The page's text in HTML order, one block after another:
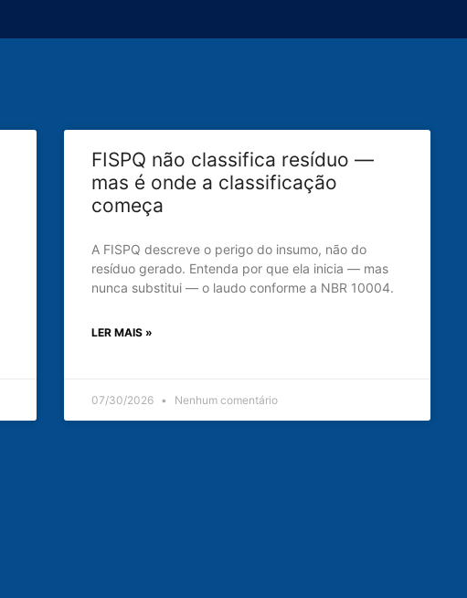
FISPQ não classifica resíduo —
mas é onde a classificação
começa
A FISPQ descreve o perigo do insumo, não do
resíduo gerado. Entenda por que ela inicia — mas
nunca substitui — o laudo conforme a NBR 10004.
LER MAIS »
07/30/2026 Nenhum comentário